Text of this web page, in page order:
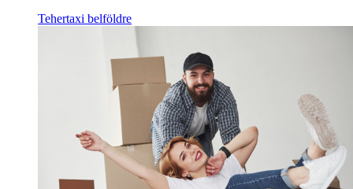
Tehertaxi belföldre